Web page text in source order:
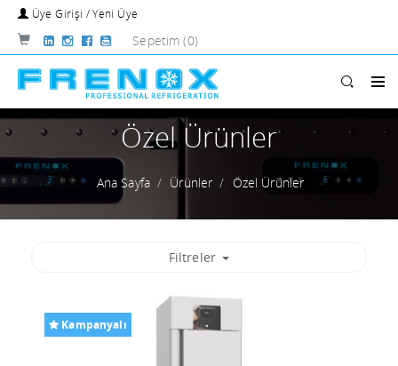
Üye Girişi / Yeni Üye
Sepetim(0)
Özel Ürünler
Ana Sayfa Ürünler Özel Ürünler
Filtreler
Kampanyalı